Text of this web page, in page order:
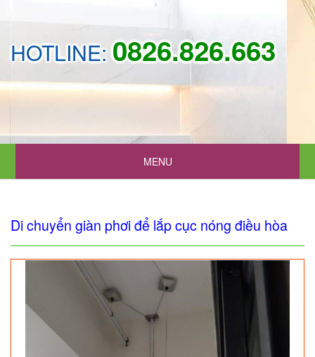
HOTLINE:0826.826.663
MENU
Di chuyển giàn phơi để lắp cục nóng điều hòa